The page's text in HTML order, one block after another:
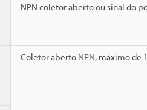
NPN coletor aberto ou sinal do
Coletor aberto NPN, máximo de